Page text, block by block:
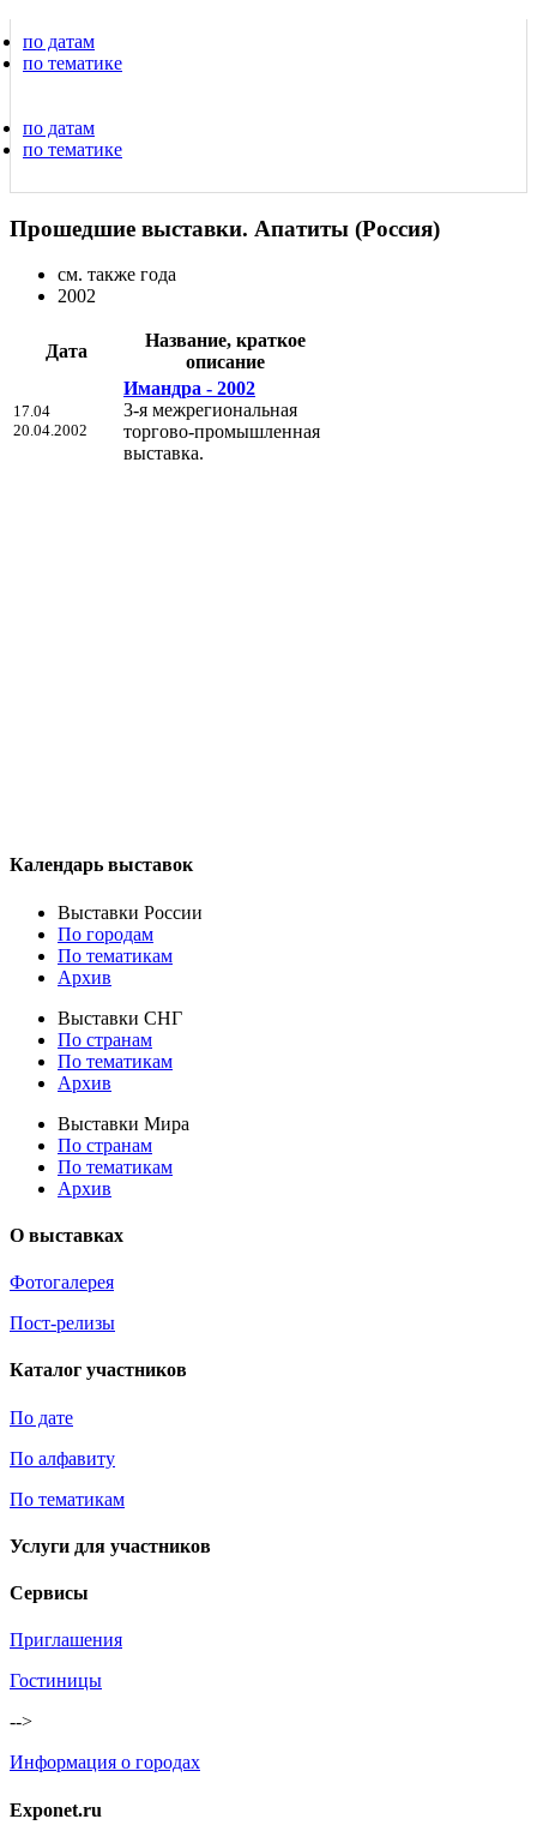
по датам
по тематике
по датам
по тематике
Прошедшие выставки. Апатиты (Россия)
см. также года
2002
Дата
Название, краткое
описание
17.04
20.04.2002
Имандра - 2002
3-я межрегиональная
торгово-промышленная
выставка.
Календарь выставок
Выставки России
По городам
По тематикам
Архив
Выставки СНГ
По странам
По тематикам
Архив
Выставки Мира
По странам
По тематикам
Архив
О выставках
Фотогалерея
Пост-релизы
Каталог участников
По дате
По алфавиту
По тематикам
Услуги для участников
Сервисы
Приглашения
Гостиницы
-->
Информация о городах
Exponet.ru